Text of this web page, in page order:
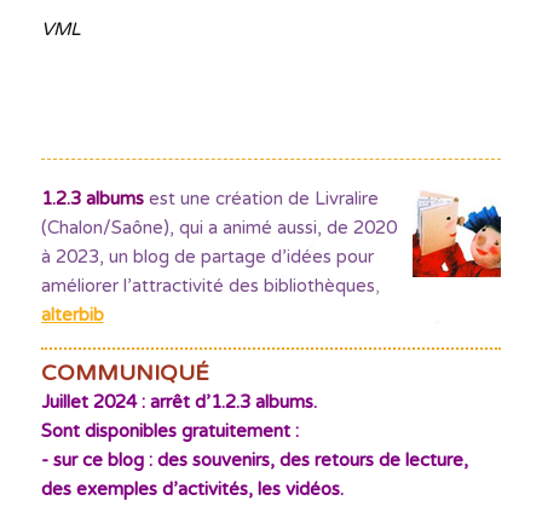
VML
1.2.3 albumsest une création de Livralire
(Chalon/Saône), qui a animé aussi, de 2020
à 2023, un blog de partage d’idées pour
améliorer l’attractivité des bibliothèques,
alterbib
COMMUNIQUÉ
Juillet 2024 : arrêt d’1.2.3 albums.
Sont disponibles gratuitement :
- sur ce blog : des souvenirs, des retours de lecture,
des exemples d’activités, les vidéos.